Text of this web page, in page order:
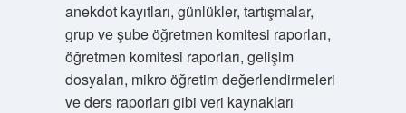
anekdot kayıtları, günlükler, tartışmalar,
grup ve şube öğretmen komitesi raporları,
öğretmen komitesi raporları, gelişim
dosyaları, mikro öğretim değerlendirmeleri
ve ders raporları gibi veri kaynakları